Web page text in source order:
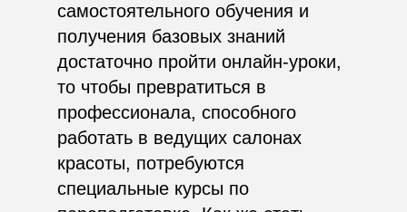
самостоятельного обучения и
получения базовых знаний
достаточно пройти онлайн-уроки,
то чтобы превратиться в
профессионала, способного
работать в ведущих салонах
красоты, потребуются
специальные курсы по